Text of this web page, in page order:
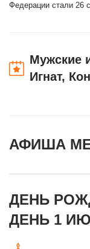
Федерации стали 26
Мужские
Игнат,
АФИША
ДЕНЬ
ДЕНЬ 1